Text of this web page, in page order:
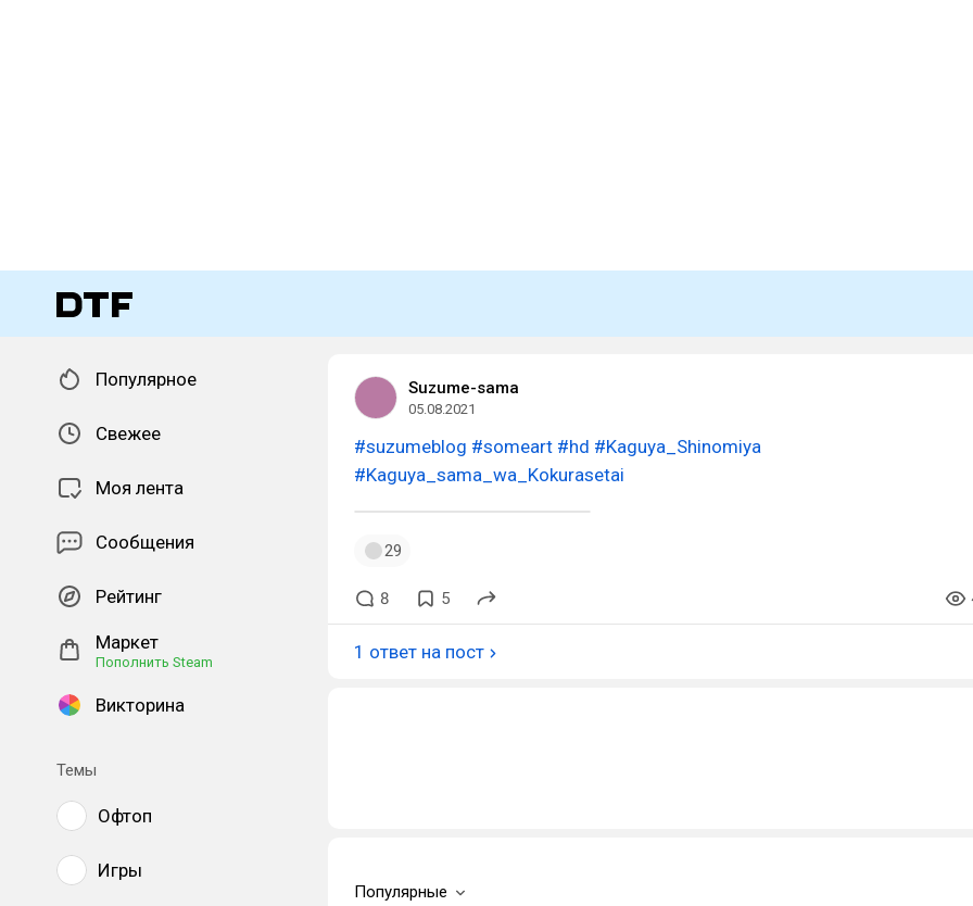
Популярное
Свежее
Моя лента
Сообщения
Рейтинг
Маркет
Пополнить Steam
Викторина
Темы
Офтоп
Игры
Suzume-sama
05.08.2021
#suzumeblog #someart #hd #Kaguya_Shinomiya
#Kaguya_sama_wa_Kokurasetai
29
8 5
1 ответ на пост
Популярные